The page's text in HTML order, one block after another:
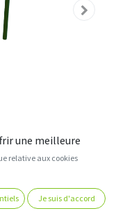
fer pour
une meilleure
relative aux cookies
Je suis d'accord